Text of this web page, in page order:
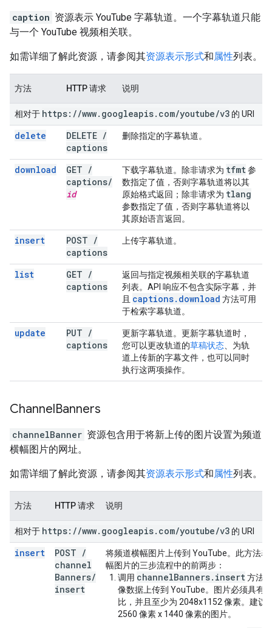
caption 资源表示 YouTube 字幕轨道。一个字幕轨道只能
与一个 YouTube 视频相关联。
如需详细了解此资源，请参阅其资源表示形式和属性列表。
方法 HTTP 请求 说明
相对于 https: //www. googleapis. com/youtube/v3 的 URI
delete DELETE /
captions
删除指定的字幕轨道。
download GET /
captions/
id
下载字幕轨道。除非请求为 tfmt参
数指定了值，否则字幕轨道将以其
原始格式返回；除非请求为 tlang
参数指定了值，否则字幕轨道将以
其原始语言返回。
insert POST /
captions
上传字幕轨道。
list GET /
captions
返回与指定视频相关联的字幕轨道
列表。API 响应不包含实际字幕，并
且 captions. download 方法可用
于检索字幕轨道。
update PUT /
captions
更新字幕轨道。更新字幕轨道时，
您可以更改轨道的草稿状态 、为轨
道上传新的字幕文件，也可以同时
执行这两项操作。
ChannelBanners
channelBanner 资源包含用于将新上传的图片设置为频道
横幅图片的网址。
如需详细了解此资源，请参阅其资源表示形式和属性列表。
方法 HTTP 请求 说明
相对于 https: //www. googleapis. com/youtube/v3 的 URI
insert POST /
channel
Banners/
insert
将频道横幅图片上传到 YouTube。此方法
幅图片的三步流程中的前两步：
调用 channelBanners.insert方法
像数据上传到 YouTube。图片必须具有
比，并且至少为 2048x1152 像素。建议
2560 像素 x 1440 像素的图片。